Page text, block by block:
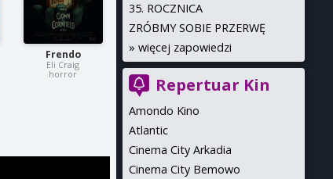
Frendo
Eli Craig
horror
35. ROCZNICA
ZRÓBMY SOBIE PRZERWĘ
» więcej zapowiedzi
Repertuar Kin
Amondo Kino
Atlantic
Cinema City Arkadia
Cinema City Bemowo